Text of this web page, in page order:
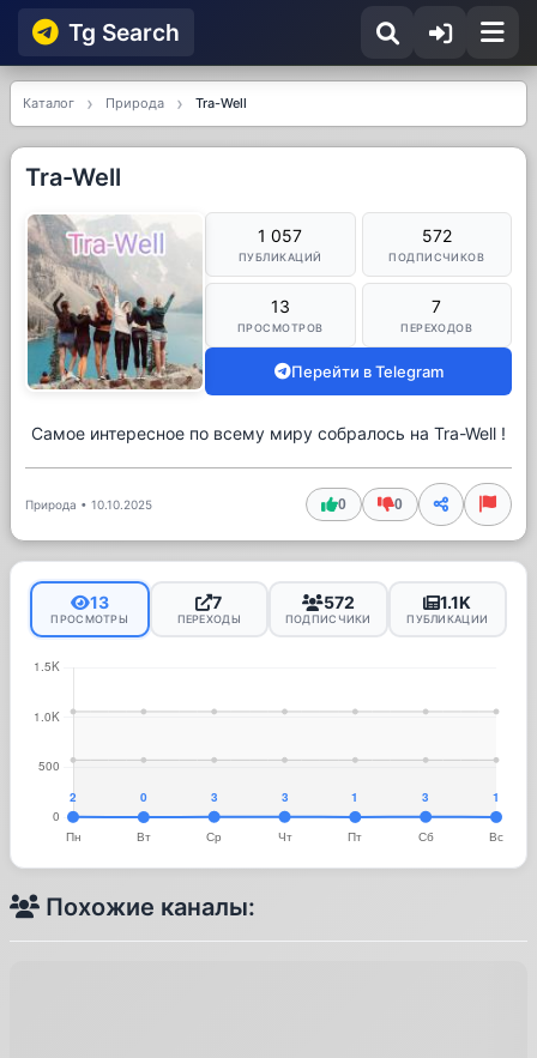
Tg Searсh
Каталог Природа Tra-Well
Tra-Well
1 057
ПУБЛИКАЦИЙ
572
ПОДПИСЧИКОВ
13
ПРОСМОТРОВ
7
ПЕРЕХОДОВ
Перейти в Telegram
Самое интересное по всему миру собралось на Tra-Well !
Природа • 10.10.2025 0 0
13
ПРОСМОТРЫ
7
ПЕРЕХОДЫ
572
ПОДПИСЧИКИ
1.1K
ПУБЛИКАЦИИ
Похожие каналы: